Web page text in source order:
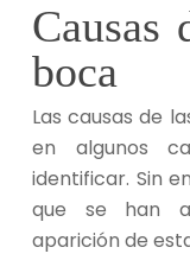
Causas
boca
Las causas de
en algunos
identificar. Sin
que se han
aparición de